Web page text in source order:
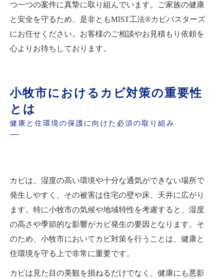
つ一つの案件に真摯に取り組んでいます。ご家族の健康
と安全を守るため、是非ともMIST工法®カビバスターズ
にお任せください。お客様のご相談やお見積もり依頼を
心よりお待ちしております。
小牧市におけるカビ対策の重要性
とは
健康と住環境の保護に向けた必須の取り組み
カビは、湿度の高い環境や十分な通気ができない場所で
発生しやすく、その被害は住宅の壁や床、天井に広がり
ます。特に小牧市の気候や地域特性を考慮すると、湿度
の高さや季節的な影響がカビ発生の要因となります。そ
のため、小牧市においてカビ対策を行うことは、健康と
住環境を守る上で非常に重要です。
カビは見た目の美観を損ねるだけでなく、健康にも悪影